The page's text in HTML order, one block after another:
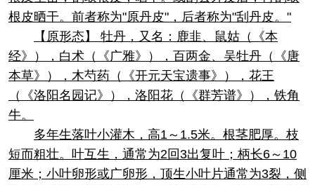
根皮晒干。前者称为"原丹皮"，后者称为"刮丹皮。"
【原形态】 牡丹，又名：鹿韭、鼠姑（《本
经》），白术（《广雅》），百两金、吴牡丹（《唐
本草》），木芍药（《开元天宝遗事》），花王
（《洛阳名园记》），洛阳花（《群芳谱》），铁角
牛。
多年生落叶小灌木，高1～1.5米。根茎肥厚。枝
短而粗壮。叶互生，通常为2回3出复叶；柄长6～10
厘米；小叶卵形或广卵形，顶生小叶片通常为3裂，侧